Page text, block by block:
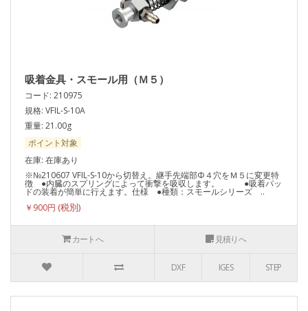
吸着金具・スモール用（Ｍ５）
コード: 210975
規格: VFIL-S-10A
重量: 21.00g
ポイント対象
在庫: 在庫あり
※№210607 VFIL-S-10から切替え。継手先端部Φ４穴をＭ５に変更特
徴 ●内臓のスプリングによって衝撃を吸収します。 ●吸着パッ
ドの装着が簡単に行えます。仕様 ●種類：スモールシリーズ ..
￥900円
カートへ 見積りへ
DXF IGES STEP